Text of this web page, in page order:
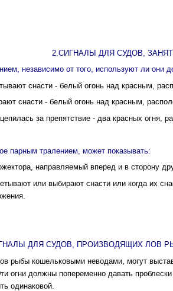
2.СИГНАЛЫ ДЛЯ СУДОВ,
независимо от того, используют ли они
снасти - белый огонь над красным,
снасти - белый огонь над красным,
за препятствие - два красных огня,
парным тралением, может показывать:
направляемый вперед и в сторону
или выбирают снасти или когда их
ДЛЯ СУДОВ, ПРОИЗВОДЯЩИХ ЛОВ
рыбы кошельковыми неводами, могут
огни должны попеременно давать
одинаковой.